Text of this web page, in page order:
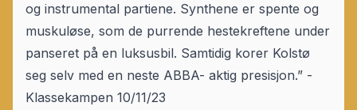
og instrumental partiene. Synthene er spente og
muskuløse, som de purrende hestekreftene under
panseret på en luksusbil. Samtidig korer Kolstø
seg selv med en neste ABBA- aktig presisjon.” -
Klassekampen 10/11/23